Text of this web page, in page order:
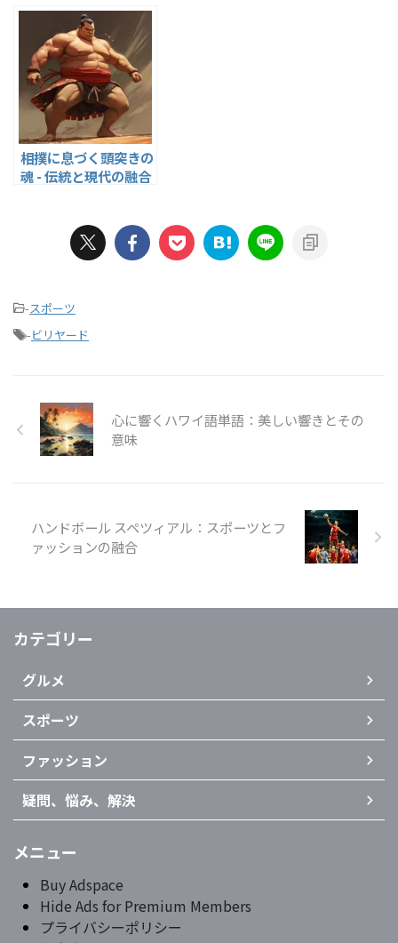
ルの解説
相撲に息づく頭突きの
魂 - 伝統と現代の融合
-スポーツ
-ビリヤード
心に響くハワイ語単語：美しい響きとその
意味
ハンドボール スペツィアル：スポーツとフ
ァッションの融合
カテゴリー
グルメ
スポーツ
ファッション
疑問、悩み、解決
メニュー
Buy Adspace
Hide Ads for Premium Members
プライバシーポリシー